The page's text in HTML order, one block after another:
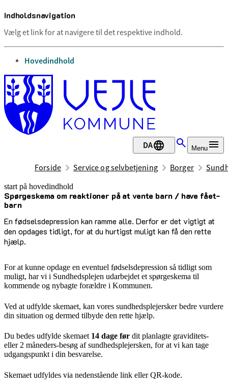
Indholdsnavigation
Vælg et link for at navigere til det respektive indhold.
gå til
Hovedindhold
DA Menu
Forside Service og selvbetjening Borger
start på hovedindhold
Spørgeskema­ om­ reaktioner­ på at vente­ barn­ /­ have­ fået­
barn
En fødselsdepression kan ramme alle. Derfor er det vigtigt at
den opdages tidligt, for at du hurtigst muligt kan få den rette
hjælp.
senest opdateret 9. december 2025
For at kunne opdage en eventuel fødselsdepression så tidligt som
muligt, har vi i Sundhedsplejen udarbejdet et spørgeskema til
kommende og nybagte forældre i Kommunen.
Ved at udfylde skemaet, kan vores sundhedsplejersker bedre vurdere
din situation og dermed tilbyde den rette hjælp.
Du bedes udfylde skemaet 14 dage før dit planlagte graviditets-
eller 2 måneders-besøg af sundhedsplejersken, for at vi kan tage
udgangspunkt i din besvarelse.
Skemaet udfyldes via nedenstående link eller QR-kode.